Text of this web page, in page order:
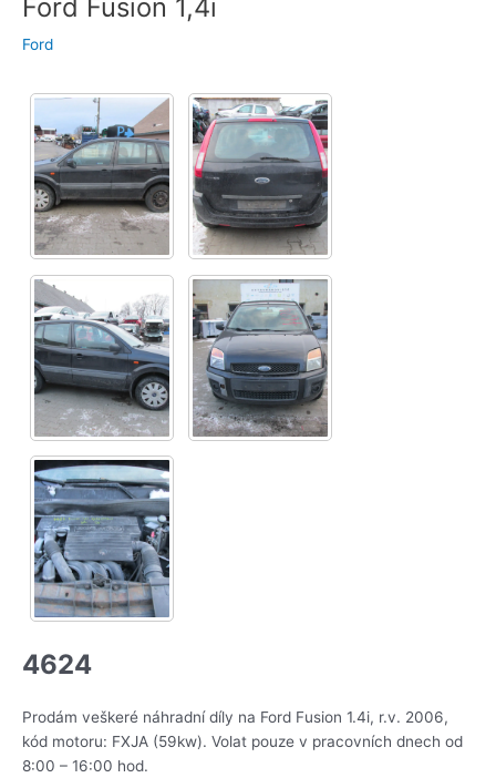
Ford Fusion 1,4i
Ford
4624
Prodám veškeré náhradní díly na Ford Fusion 1.4i, r.v. 2006,
kód motoru: FXJA (59kw). Volat pouze v pracovních dnech od
8:00 – 16:00 hod.